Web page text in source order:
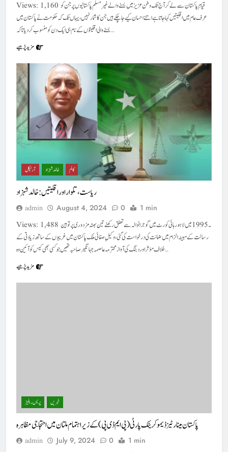
Views: 1,160 قیامِ پاکستان سے لے کر آج تک وطن عزیز میں بسنے والے غیرمسلم پاکستانیوں پر جن کو
عرف عام میں اقلیتیں کہا جاتا ہے اتنے احسان کیے جا چکے ہیں جن کا شمار نہیں،یہاں تک کہ حکومت نے پاکستان میں
بسنے والی اقلیتوں کے نام ہی ایک دن کو منسوب کر دیا تاکہ…
مزید پڑھیے
آرٹیکل خالد شہزاد کالم
ریاست ، تلوار اور اقلیتیں : خالد شہزاد
admin August 4, 2024 0 1 min
Views: 1,488 ۔1995 میں لاہور ہائی کورٹ میں گوجرانوالہ سے تعلق رکھنے تین بھٹہ مزدوری پر توہین
رسالت کے مبینہ الزام میں ضمانت کی درخواست کی گئی، وکیلِ صفائی ملک پاکستان میں غریبوں کے ساتھ زیادتی کے
خلاف مؤثر اور دبنگ کی آواز محترمہ عاصمہ جہانگیر صاحبہ تھیں جو کسی بھی کیس کو آئین وہ…
مزید پڑھیے
پریس ریلیز خبریں
پاکستان مینارٹیز ڈیموکریٹک پارٹی (پی ایم ڈی پی) کے زیر اہتمام ملتان میں احتجاجی مظاہرہ
admin July 9, 2024 0 1 min